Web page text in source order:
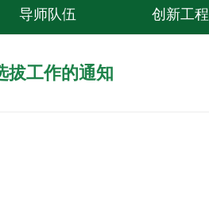
导师队伍 创新工程
拔工作的通知